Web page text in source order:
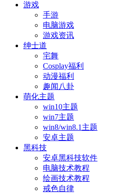
游戏
手游
电脑游戏
游戏资讯
绅士道
宅舞
Cosplay福利
动漫福利
趣闻八卦
萌化主题
win10主题
win7主题
win8/win8.1主题
安卓主题
黑科技
安卓黑科技软件
电脑技术教程
绘画技术教程
戒色自律